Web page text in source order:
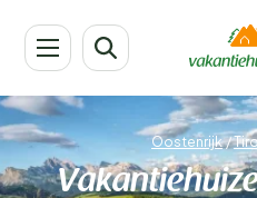
Oostenrijk/